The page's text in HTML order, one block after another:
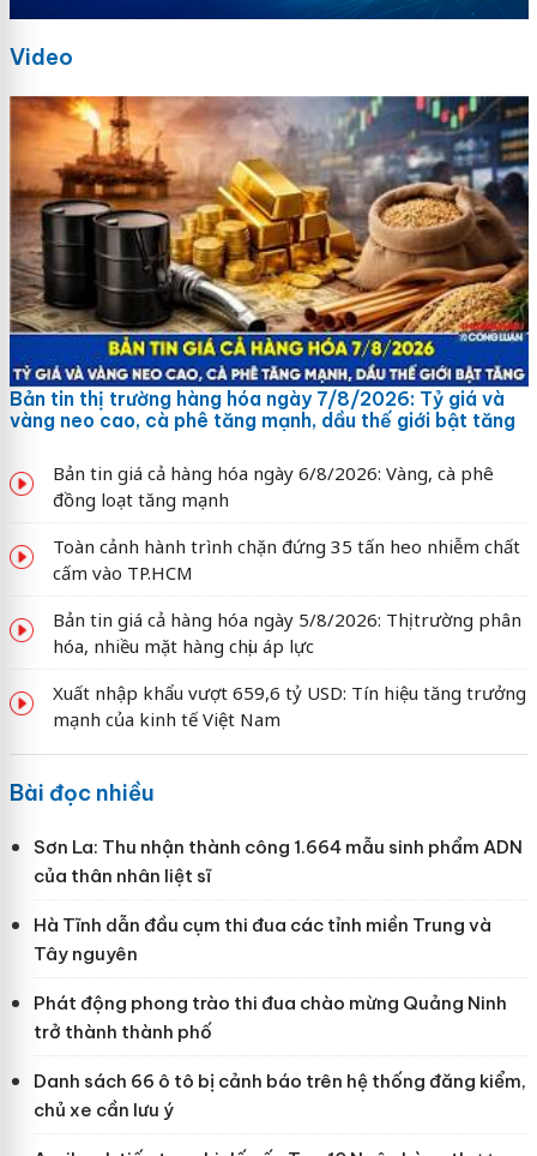
Video
Bản tin thị trường hàng hóa ngày 7/8/2026: Tỷ giá và
vàng neo cao, cà phê tăng mạnh, dầu thế giới bật tăng
Bản tin giá cả hàng hóa ngày 6/8/2026: Vàng, cà phê
đồng loạt tăng mạnh
Toàn cảnh hành trình chặn đứng 35 tấn heo nhiễm chất
cấm vào TP.HCM
Bản tin giá cả hàng hóa ngày 5/8/2026: Thị trường phân
hóa, nhiều mặt hàng chịu áp lực
Xuất nhập khẩu vượt 659,6 tỷ USD: Tín hiệu tăng trưởng
mạnh của kinh tế Việt Nam
Bài đọc nhiều
Sơn La: Thu nhận thành công 1.664 mẫu sinh phẩm ADN
của thân nhân liệt sĩ
Hà Tĩnh dẫn đầu cụm thi đua các tỉnh miền Trung và
Tây nguyên
Phát động phong trào thi đua chào mừng Quảng Ninh
trở thành thành phố
Danh sách 66 ô tô bị cảnh báo trên hệ thống đăng kiểm,
chủ xe cần lưu ý